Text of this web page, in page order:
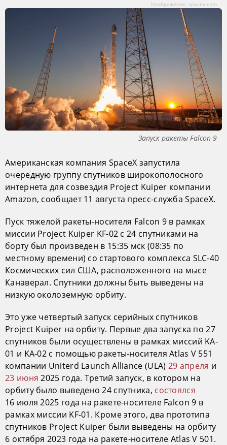
Изображение: spacex.com
Запуск ракеты Falcon 9
Американская компания SpaceX запустила
очередную группу спутников широкополосного
интернета для созвездия Project Kuiper компании
Amazon, сообщает 11 августа пресс-служба SpaceX.
Пуск тяжелой ракеты-носителя Falcon 9 в рамках
миссии Project Kuiper KF-02 с 24 спутниками на
борту был произведен в 15:35 мск (08:35 по
местному времени) со стартового комплекса SLC-40
Космических сил США, расположенного на мысе
Канаверал. Спутники должны быть выведены на
низкую околоземную орбиту.
Это уже четвертый запуск серийных спутников
Project Kuiper на орбиту. Первые два запуска по 27
спутников были осуществлены в рамках миссий KA-
01 и KA-02 с помощью ракеты-носителя Atlas V 551
компании Uniterd Launch Alliance (ULA) 29 апреля и
23 июня 2025 года. Третий запуск, в котором на
орбиту было выведено 24 спутника, состоялся
16 июля 2025 года на ракете-носителе Falcon 9 в
рамках миссии KF-01. Кроме этого, два прототипа
спутников Project Kuiper были выведены на орбиту
6 октября 2023 года на ракете-носителе Atlas V 501.